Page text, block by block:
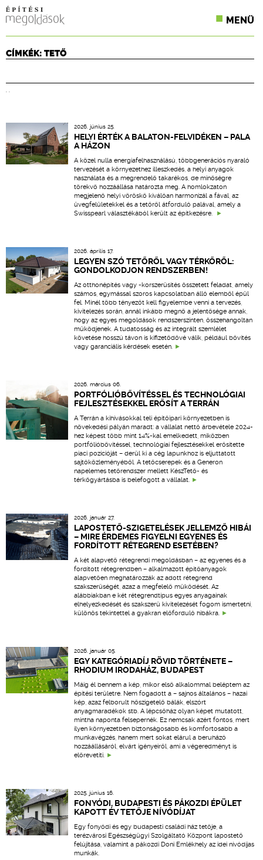
MENÜ
ÉPÍTÉSI JOG
ONLINE KÉPZÉSEK
TERVEZÉSI SEGÉDLETEK
CÍMKÉK: TETŐ
2026. június 25.
HELYI ÉRTÉK A BALATON-FELVIDÉKEN – PALA
A HÁZON
A közel nulla energiafelhasználású, többgenerációs nyaraló
tervezését a környezethez illeszkedés, a helyi anyagok
használata és a megrendelő takarékos, de minőségre
törekvő hozzáállása határozta meg. A homlokzaton
megjelenő helyi vöröskő kiválóan harmonizál a fával, az
üvegfelületekkel és a tetőről átforduló palával, amely a
Swisspearl választékából került az építkezésre.
2026. április 17.
LEGYEN SZÓ TETŐRŐL VAGY TÉRKŐRŐL:
GONDOLKODJON RENDSZERBEN!
Az otthonépítés vagy -korszerűsítés összetett feladat, amely
számos, egymással szoros kapcsolatban álló elemből épül
fel. Minél több tényezőt kell figyelembe venni a tervezés,
kivitelezés során, annál inkább megnő a jelentősége annak,
hogy az egyes megoldások rendszerszinten, összehangoltan
működjenek. A tudatosság és az integrált szemlélet
követése hosszú távon is kifizetődővé válik, például bővítés
vagy garanciális kérdések esetén.
2026. március 06.
PORTFÓLIÓBŐVÍTÉSSEL ÉS TECHNOLÓGIAI
FEJLESZTÉSEKKEL ERŐSÍT A TERRÁN
A Terrán a kihívásokkal teli építőipari környezetben is
növekedési pályán maradt: a vállalat nettó árbevétele 2024-
hez képest több mint 14%-kal emelkedett, miközben
portfólióbővítéssel, technológiai fejlesztésekkel erősítette
piaci pozícióját – derül ki a cég lapunkhoz is eljuttatott
sajtóközleményéből. A tetőcserepek és a Generon
napelemes tetőrendszer mellett KészTető- és
térkőgyártásba is belefogott a vállalat.
2026. január 27.
LAPOSTETŐ-SZIGETELÉSEK JELLEMZŐ HIBÁI
– MIRE ÉRDEMES FIGYELNI EGYENES ÉS
FORDÍTOTT RÉTEGREND ESETÉBEN?
A két alapvető rétegrendi megoldásban – az egyenes és a
fordított rétegrendben – alkalmazott építőanyagok
alapvetően meghatározzák az adott rétegrend
szakszerűségét, azaz a megfelelő működését. Az
alábbiakban e két rétegrendtípus egyes anyagainak
elhelyezkedését és szakszerű kivitelezését fogom ismertetni,
különös tekintettel a gyakran előforduló hibákra.
2026. január 05.
EGY KATEGÓRIADÍJ RÖVID TÖRTÉNETE –
RHODIUM IRODAHÁZ, BUDAPEST
Máig él bennem a kép, mikor első alkalommal beléptem az
építési területre. Nem fogadott a – sajnos általános – hazai
kép, azaz felborult hőszigetelő bálák, elszórt
anyagmaradékok stb. A lépcsőház olyan képet mutatott,
mintha naponta felsepernék. Ez nemcsak azért fontos, mert
ilyen környezetben biztonságosabb és komfortosabb a
munkavégzés, hanem mert sokat elárul a beruházó
hozzáállásáról, elvárt igényeiről, ami a végeredményt is
előrevetíti.
2025. június 16.
FONYÓDI, BUDAPESTI ÉS PÁKOZDI ÉPÜLET
KAPOTT ÉV TETŐJE NÍVÓDÍJAT
Egy fonyódi és egy budapesti családi ház tetője, a
terézvárosi Egészségügyi Szolgáltató Központ lapostető
felújítása, valamint a pákozdi Doni Emlékhely az idei nívódíjas
munkák.